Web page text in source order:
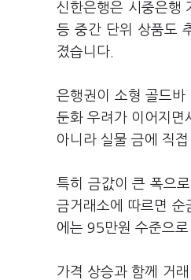
신한은행은 시중은행
등 중간 단위 상품도
졌습니다.
은행권이 소형 골드바
둔화 우려가 이어지면
아니라 실물 금에 직
특히 금값이 큰 폭으
금거래소에 따르면
에는 95만원 수준으
가격 상승과 함께 거